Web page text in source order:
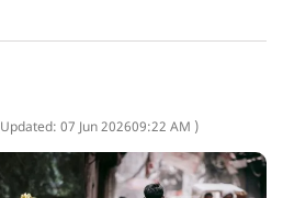
Updated: 07 Jun 202609:22 AM )